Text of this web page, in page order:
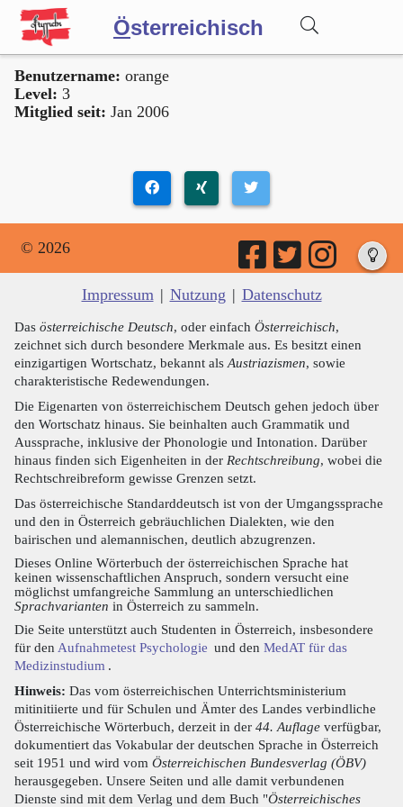
Österreichisch
Wörterbuch
Benutzername: orange
Level: 3
Mitglied seit: Jan 2006
© 2026
Impressum | Nutzung | Datenschutz
Das österreichische Deutsch, oder einfach Österreichisch,
zeichnet sich durch besondere Merkmale aus. Es besitzt einen
einzigartigen Wortschatz, bekannt als Austriazismen, sowie
charakteristische Redewendungen.
Die Eigenarten von österreichischem Deutsch gehen jedoch über
den Wortschatz hinaus. Sie beinhalten auch Grammatik und
Aussprache, inklusive der Phonologie und Intonation. Darüber
hinaus finden sich Eigenheiten in der Rechtschreibung, wobei die
Rechtschreibreform gewisse Grenzen setzt.
Das österreichische Standarddeutsch ist von der Umgangssprache
und den in Österreich gebräuchlichen Dialekten, wie den
bairischen und alemannischen, deutlich abzugrenzen.
Dieses Online Wörterbuch der österreichischen Sprache hat
keinen wissenschaftlichen Anspruch, sondern versucht eine
möglichst umfangreiche Sammlung an unterschiedlichen
Sprachvarianten in Österreich zu sammeln.
Die Seite unterstützt auch Studenten in Österreich, insbesondere
für den Aufnahmetest Psychologie und den MedAT für das
Medizinstudium .
Hinweis: Das vom österreichischen Unterrichtsministerium
mitinitiierte und für Schulen und Ämter des Landes verbindliche
Österreichische Wörterbuch, derzeit in der 44. Auflage verfügbar,
dokumentiert das Vokabular der deutschen Sprache in Österreich
seit 1951 und wird vom Österreichischen Bundesverlag (ÖBV)
herausgegeben. Unsere Seiten und alle damit verbundenen
Dienste sind mit dem Verlag und dem Buch "Österreichisches